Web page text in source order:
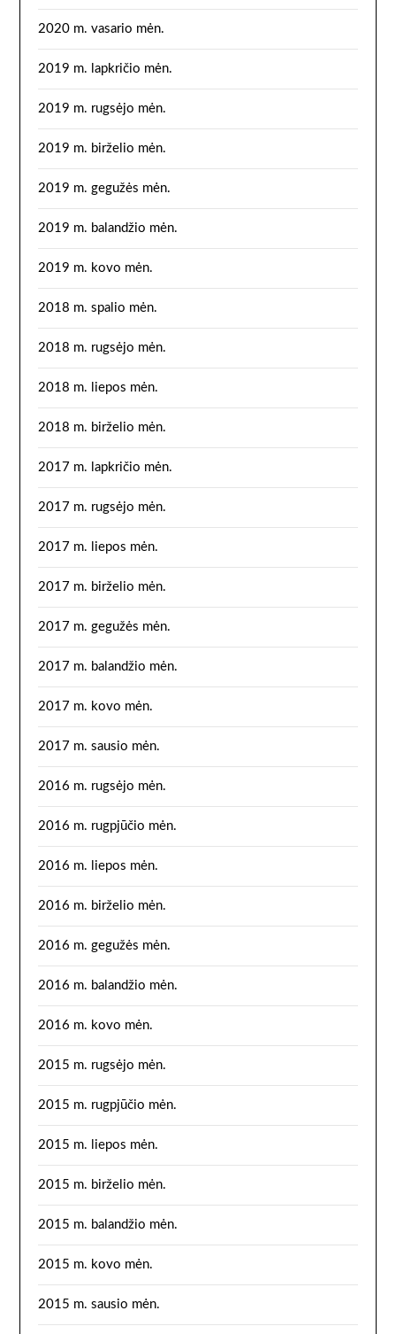
2020 m. vasario mėn.
2019 m. lapkričio mėn.
2019 m. rugsėjo mėn.
2019 m. birželio mėn.
2019 m. gegužės mėn.
2019 m. balandžio mėn.
2019 m. kovo mėn.
2018 m. spalio mėn.
2018 m. rugsėjo mėn.
2018 m. liepos mėn.
2018 m. birželio mėn.
2017 m. lapkričio mėn.
2017 m. rugsėjo mėn.
2017 m. liepos mėn.
2017 m. birželio mėn.
2017 m. gegužės mėn.
2017 m. balandžio mėn.
2017 m. kovo mėn.
2017 m. sausio mėn.
2016 m. rugsėjo mėn.
2016 m. rugpjūčio mėn.
2016 m. liepos mėn.
2016 m. birželio mėn.
2016 m. gegužės mėn.
2016 m. balandžio mėn.
2016 m. kovo mėn.
2015 m. rugsėjo mėn.
2015 m. rugpjūčio mėn.
2015 m. liepos mėn.
2015 m. birželio mėn.
2015 m. balandžio mėn.
2015 m. kovo mėn.
2015 m. sausio mėn.